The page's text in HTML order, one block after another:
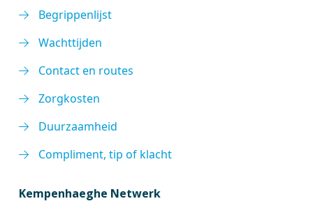
Begrippenlijst
Wachttijden
Contact en routes
Zorgkosten
Duurzaamheid
Compliment, tip of klacht
Kempenhaeghe Netwerk